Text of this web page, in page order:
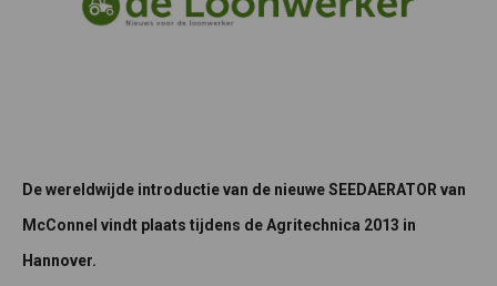
De wereldwijde introductie van de nieuwe SEEDAERATOR van
McConnel vindt plaats tijdens de Agritechnica 2013 in
Hannover.